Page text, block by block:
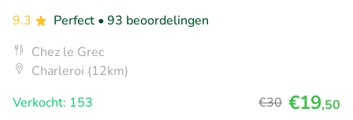
9.3
Perfect • 93 beoordelingen
Chez le Grec
Charleroi (12km)
Verkocht: 153
€30 €19,50